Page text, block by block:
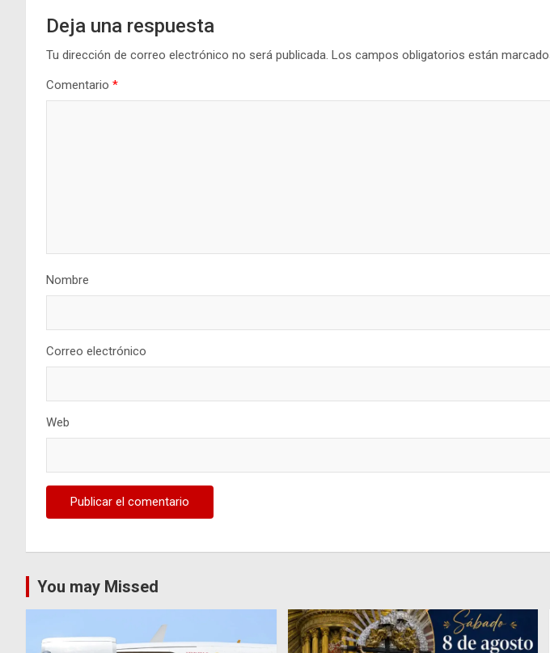
Deja una respuesta
Tu dirección de correo electrónico no será publicada. Los campos obligatorios están
Comentario *
Nombre
Correo electrónico
Web
You may Missed